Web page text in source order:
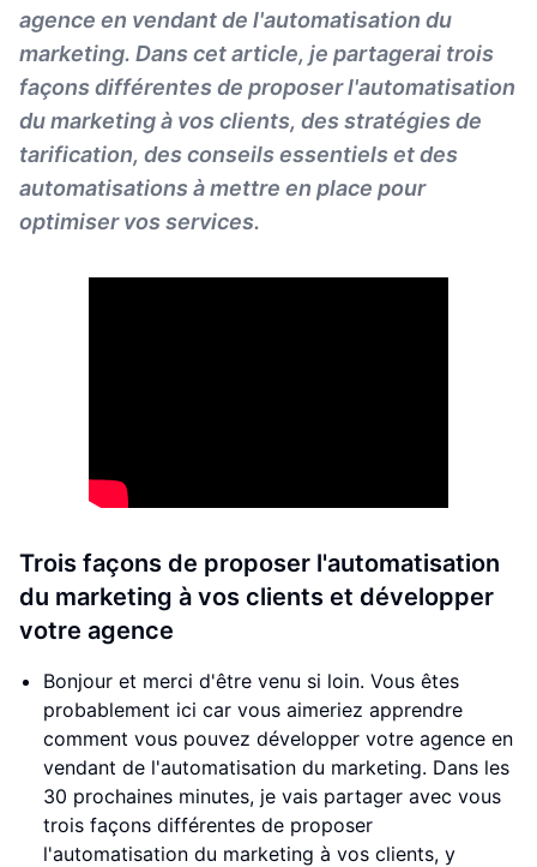
agence en vendant de l'automatisation du
marketing. Dans cet article, je partagerai trois
façons différentes de proposer l'automatisation
du marketing à vos clients, des stratégies de
tarification, des conseils essentiels et des
automatisations à mettre en place pour
optimiser vos services.
Trois façons de proposer l'automatisation
du marketing à vos clients et développer
votre agence
Bonjour et merci d'être venu si loin. Vous êtes
probablement ici car vous aimeriez apprendre
comment vous pouvez développer votre agence en
vendant de l'automatisation du marketing. Dans les
30 prochaines minutes, je vais partager avec vous
trois façons différentes de proposer
l'automatisation du marketing à vos clients, y